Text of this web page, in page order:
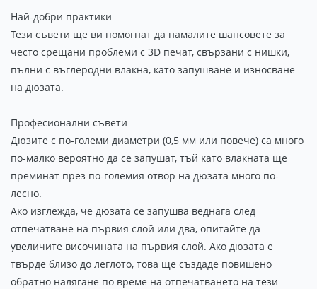
Най-добри практики
Тези съвети ще ви помогнат да намалите шансовете за
често срещани проблеми с 3D печат, свързани с нишки,
пълни с въглеродни влакна, като запушване и износване
на дюзата.
Професионални съвети
Дюзите с по-големи диаметри (0,5 мм или повече) са много
по-малко вероятно да се запушат, тъй като влакната ще
преминат през по-големия отвор на дюзата много по-
лесно.
Ако изглежда, че дюзата се запушва веднага след
отпечатване на първия слой или два, опитайте да
увеличите височината на първия слой. Ако дюзата е
твърде близо до леглото, това ще създаде повишено
обратно налягане по време на отпечатването на тези